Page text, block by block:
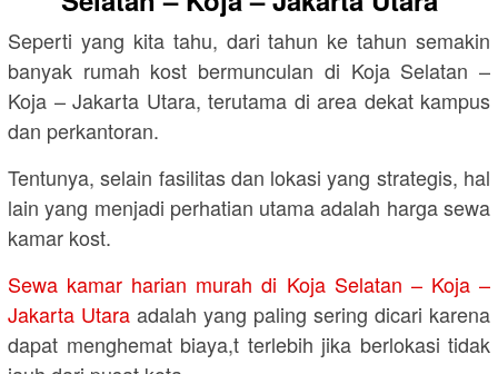
Seperti yang kita tahu, dari tahun ke tahun semakin
banyak rumah kost bermunculan di Koja Selatan –
Koja – Jakarta Utara, terutama di area dekat kampus
dan perkantoran.
Tentunya, selain fasilitas dan lokasi yang strategis, hal
lain yang menjadi perhatian utama adalah harga sewa
kamar kost.
Sewa kamar harian murah di Koja Selatan – Koja –
Jakarta Utara adalah yang paling sering dicari karena
dapat menghemat biaya,t terlebih jika berlokasi tidak